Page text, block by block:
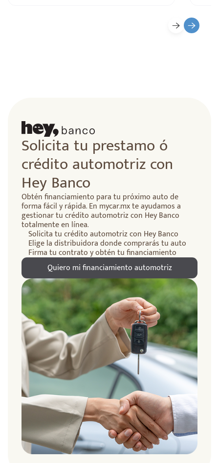
Solicita tu prestamo ó
crédito automotriz con
Hey Banco
Obtén financiamiento para tu próximo auto de
forma fácil y rápida. En mycar.mx te ayudamos a
gestionar tu crédito automotriz con Hey Banco
totalmente en línea.
Solicita tu crédito automotriz con Hey Banco
Elige la distribuidora donde comprarás tu auto
Firma tu contrato y obtén tu financiamiento
Quiero mi financiamiento automotriz